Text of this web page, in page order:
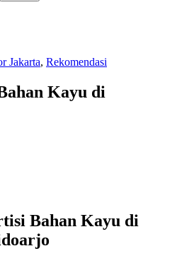
Jakarta, Rekomendasi
Kayu di
Bahan Kayu di